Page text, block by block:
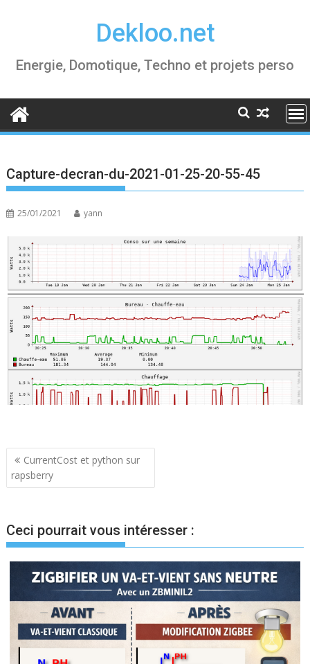
Dekloo.net
Energie, Domotique, Techno et projets perso
Capture-decran-du-2021-01-25-20-55-45
25/01/2021 yann
Navigation
de
CurrentCost et python sur
rapsberry
Ceci pourrait vous intéresser :